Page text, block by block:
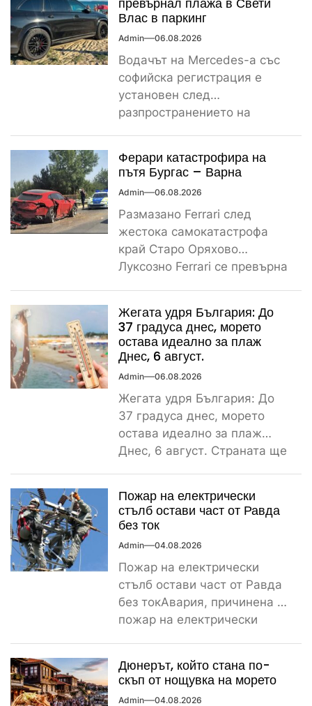
Влас в паркинг
Admin 06.08.2026
Водачът на Mercedes-а със
софийска регистрация е
установен след
разпространението на
1000...
Ферари катастрофира на
пътя Бургас – Варна
Admin 06.08.2026
Размазано Ferrari след
жестока самокатастрофа
край Старо Оряхово
Луксозно Ferrari се превърна
сутрин...
Жегата удря България: До
37 градуса днес, морето
остава идеално за плаж
Днес, 6 август.
Admin 06.08.2026
Жегата удря България: До
37 градуса днес, морето
остава идеално за плаж
Днес, 6 август. Страната ще
Пожар на електрически
стълб остави част от Равда
без ток
Admin 04.08.2026
Пожар на електрически
стълб остави част от Равда
без токАвария, причинена от
пожар на електрически
Дюнерът, който стана по-
скъп от нощувка на морето
Admin 04.08.2026